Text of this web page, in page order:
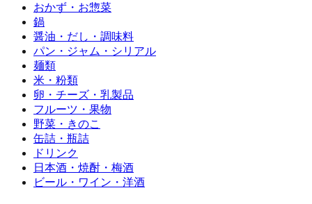
おかず・お惣菜
鍋
醤油・だし・調味料
パン・ジャム・シリアル
麺類
米・粉類
卵・チーズ・乳製品
フルーツ・果物
野菜・きのこ
缶詰・瓶詰
ドリンク
日本酒・焼酎・梅酒
ビール・ワイン・洋酒